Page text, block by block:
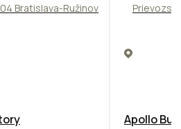
Bratislava-Ružinov
Apollo